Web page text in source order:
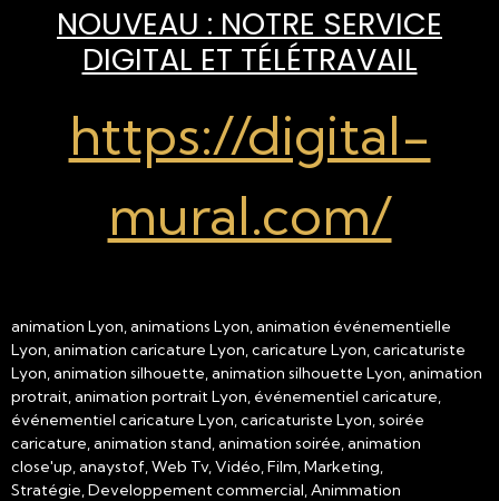
NOUVEAU : NOTRE SERVICE
DIGITAL ET TÉLÉTRAVAIL
https://digital-
mural.com/
animation Lyon, animations Lyon, animation événementielle
Lyon, animation caricature Lyon, caricature Lyon, caricaturiste
Lyon, animation silhouette, animation silhouette Lyon, animation
protrait, animation portrait Lyon, événementiel caricature,
événementiel caricature Lyon, caricaturiste Lyon, soirée
caricature, animation stand, animation soirée, animation
close'up, anaystof, Web Tv, Vidéo, Film, Marketing,
Stratégie, Developpement commercial, Animmation